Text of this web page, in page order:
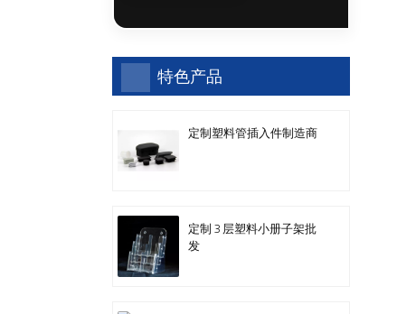
特色产品
定制塑料管插入件制造商
定制 3 层塑料小册子架批
发